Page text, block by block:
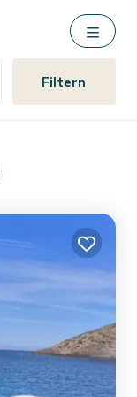
Filtern